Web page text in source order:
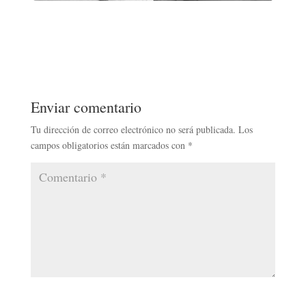
Enviar comentario
Tu dirección de correo electrónico no será publicada. Los
campos obligatorios están marcados con *